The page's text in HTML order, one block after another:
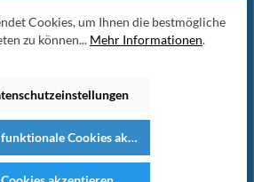
oppdatert på de nyeste
og spesialtilbudene.
Cookies, um Ihnen die bestmögliche
zu können... Mehr Informationen.
Cookies akzeptieren